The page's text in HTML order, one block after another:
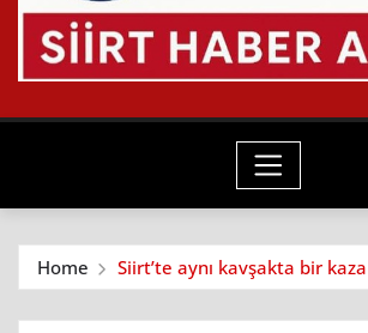
Home Siirt’te aynı kavşakta bir